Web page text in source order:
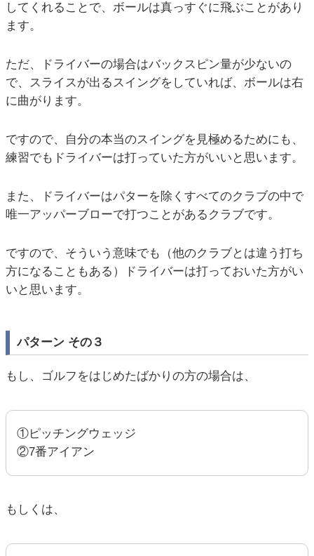
してくれることで、ボールは真っすぐに飛ぶことがあり
ます。
ただ、ドライバーの場合はバックスピン量が少ないの
で、スライスが出るスイングをしていれば、ボールは右
に曲がります。
ですので、自分の本当のスイングを見極めるためにも、
練習でもドライバーは打っていた方がいいと思います。
また、ドライバーはパターを除くすべてのクラブの中で
唯一アッパーブローで打つことがあるクラブです。
ですので、そういう意味でも（他のクラブとは違う打ち
方になることもある）ドライバーは打っておいた方がい
いと思います。
パターン その３
もし、ゴルフをはじめたばかりの方の場合は、
①ピッチングウェッジ
②7番アイアン
もしくは、